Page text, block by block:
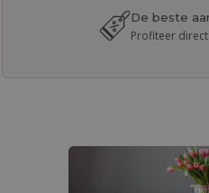
De beste
Profiteer